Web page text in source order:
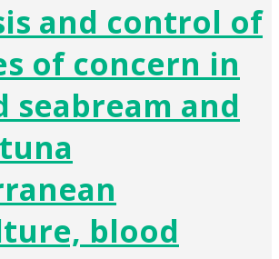
and control of
of concern in
seabream and
blood